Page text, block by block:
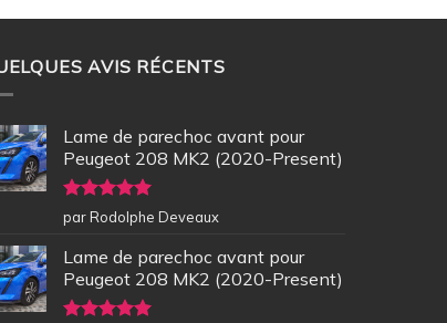
AVIS RÉCENTS
Lame de parechoc avant pour
Peugeot 208 MK2 (2020-Present)
Note5sur
5
par Rodolphe Deveaux
Lame de parechoc avant pour
Peugeot 208 MK2 (2020-Present)